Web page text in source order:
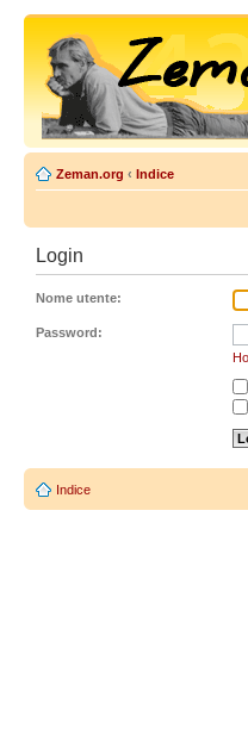
Zeman.org ‹ Indice
Login
Nome utente:
Password:
Indice